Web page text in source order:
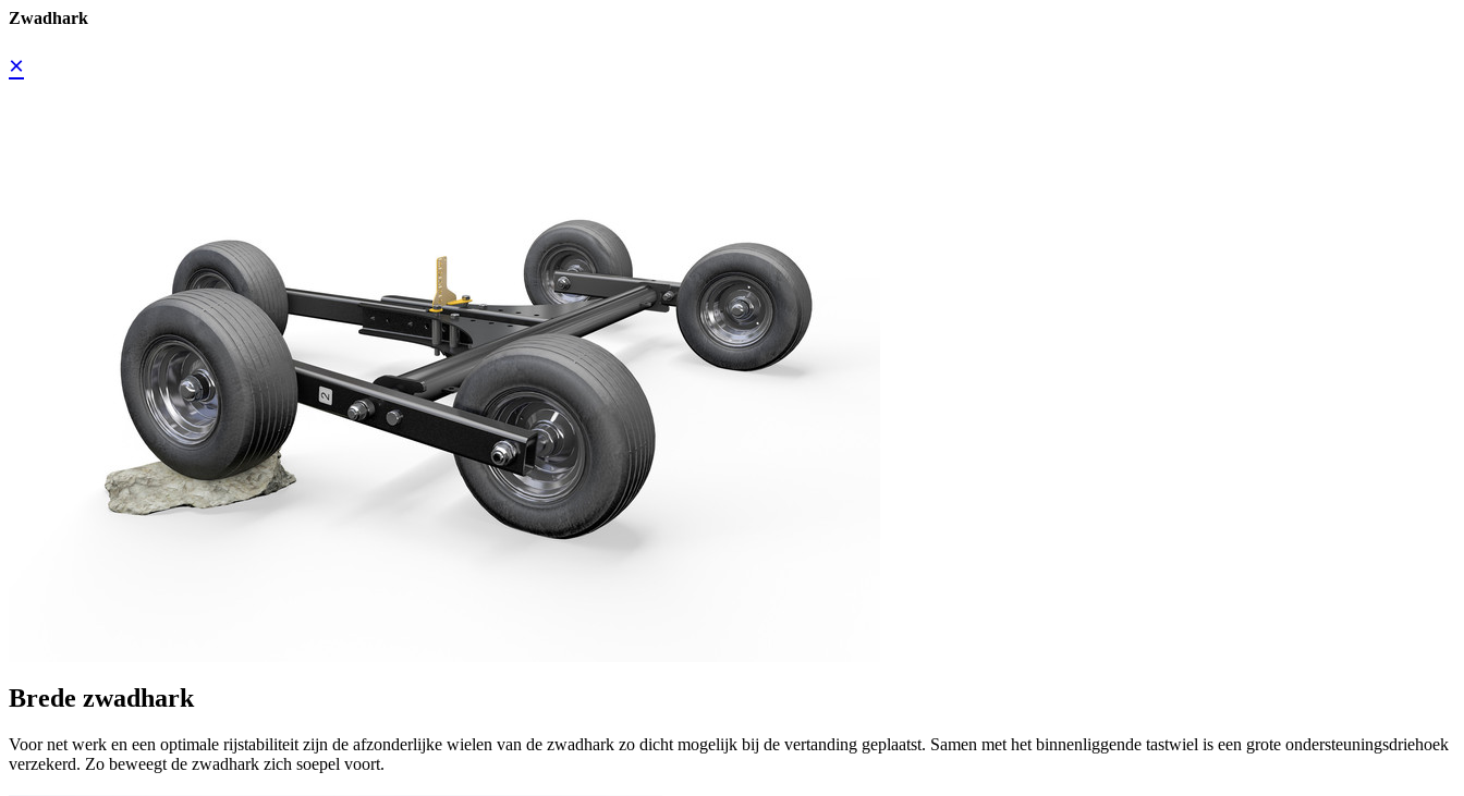
Zwadhark
×
Brede zwadhark
Voor net werk en een optimale rijstabiliteit zijn de afzonderlijke wielen van de zwadhark zo dicht mogelijk bij de vertanding geplaatst. Samen met het binnenliggende tastwiel is een grote ondersteuningsdriehoek
verzekerd. Zo beweegt de zwadhark zich soepel voort.